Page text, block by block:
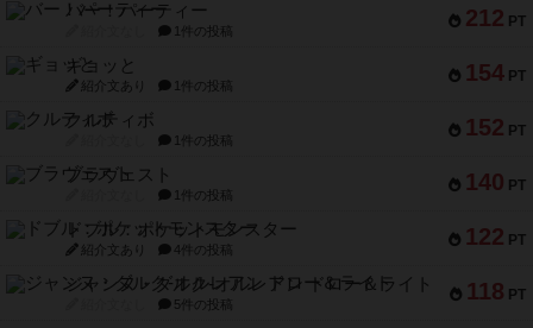
212 PT
バー！パーティー
1件の投稿
154 PT
ギョッと
紹介文あり 1件の投稿
152 PT
クルティボ
1件の投稿
140 PT
ブラヴェスト
1件の投稿
122 PT
ドブル：ポケットモンスター
紹介文あり 4件の投稿
118 PT
ジャンヌ・ダルク-オルレアン ドロー＆ライト
5件の投稿